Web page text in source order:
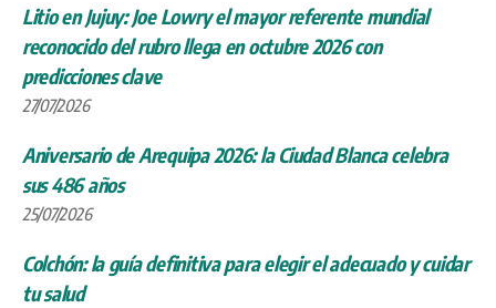
Litio en Jujuy: Joe Lowry el mayor referente mundial
reconocido del rubro llega en octubre 2026 con
predicciones clave
27/07/2026
Aniversario de Arequipa 2026: la Ciudad Blanca celebra
sus 486 años
25/07/2026
Colchón: la guía definitiva para elegir el adecuado y cuidar
tu salud